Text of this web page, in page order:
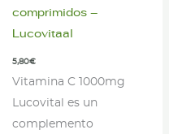
comprimidos –
Lucovitaal
5,80€
Vitamina C 1000mg
Lucovital es un
complemento